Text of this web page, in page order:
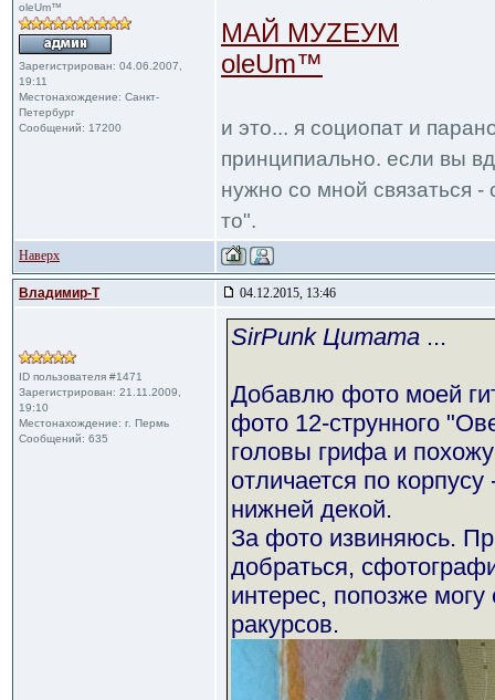
oleUm™
Зарегистрирован: 04.06.2007,
19:11
Местонахождение: Санкт-
Петербург
Сообщений: 17200
МАЙ МУZЕУМ
oleUm™
и это... я социопат и
принципиально. если вы
нужно со мной связаться
то".
Наверх
Владимир-Т 04.12.2015, 13:46
ID пользователя #1471
Зарегистрирован: 21.11.2009,
19:10
Местонахождение: г. Пермь
Сообщений: 635
SirPunk Цитата ...
Добавлю фото моей
фото 12-струнного
головы грифа и
отличается по
нижней декой.
За фото извиняюсь.
добраться,
интерес, попозже
ракурсов.